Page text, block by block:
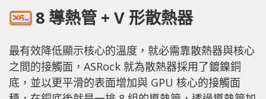
8 導熱管 + V 形散熱器
最有效降低顯示核心的溫度，就必需靠散熱器與核心
之間的接觸面，ASRock 就為散熱器採用了鍍鎳銅
底，並以更平滑的表面增加與 GPU 核心的接觸面